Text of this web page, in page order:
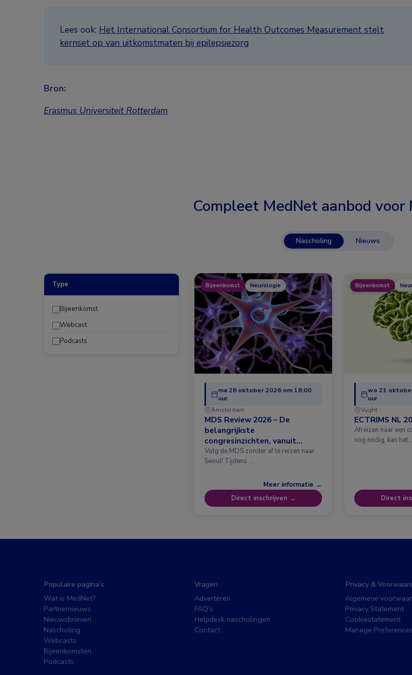
Lees ook: Het International Consortium for Health Outcomes Measurement stelt
kernset op van uitkomstmaten bij epilepsiezorg
Bron:
Erasmus Universiteit Rotterdam
Compleet MedNet aanbod voor
Nascholing Nieuws
Type
Bijeenkomst
Webcast
Podcasts
Bijeenkomst Neurologie
ma 26 oktober 2026 om 18:00
uur
Amsterdam
MDS Review 2026 – De
belangrijkste
congresinzichten, vanuit
Amsterdam
Volg de MDS zonder af te reizen naar
Seoul! Tijdens …
Meer informatie →
Direct inschrijven →
Bijeenkomst
wo 21
uur
Vught
ECTRIMS NL
Afreizen naar een
nog nodig, kan het
Direct
Populaire pagina’s
Wat is MedNet?
Partnernieuws
Nieuwsbrieven
Nascholing
Webcasts
Bijeenkomsten
Podcasts
Vragen
Adverteren
FAQ’s
Helpdesk nascholingen
Contact
Privacy &
Algemene
Privacy Statement
Cookiestatement
Manage Preferences